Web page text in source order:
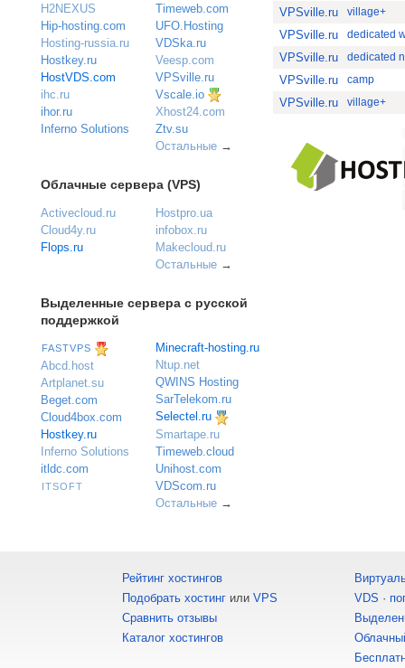
VPSville.ru village+
VPSville.ru
VPSville.ru
VPSville.ru
camp
VPSville.ru village+
H2NEXUS
Hip-hosting.com
Hosting-russia.ru
Hostkey.ru
HostVDS.com
ihc.ru
ihor.ru
Inferno Solutions
Timeweb.com
UFO.Hosting
VDSka.ru
Veesp.com
VPSville.ru
Vscale.io
Xhost24.com
Ztv.su
Остальные →
Облачные сервера (VPS)
Activecloud.ru
Cloud4y.ru
Flops.ru
Hostpro.ua
infobox.ru
Makecloud.ru
Остальные →
Выделенные сервера с русской
поддержкой
FASTVPS
Abcd.host
Artplanet.su
Beget.com
Cloud4box.com
Hostkey.ru
Inferno Solutions
itldc.com
ITSOFT
Minecraft-hosting.ru
Ntup.net
QWINS Hosting
SarTelekom.ru
Selectel.ru
Smartape.ru
Timeweb.cloud
Unihost.com
VDScom.ru
Остальные →
Рейтинг хостингов
Подобрать хостинг или VPS
Сравнить отзывы
Каталог хостингов
VDS ·